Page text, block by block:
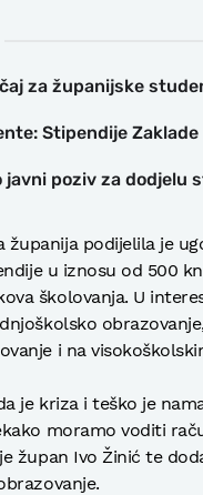
za županijske
Stipendije
javni poziv za
županija podijelila je
u iznosu od 500
školovanja. U
i na
je kriza i teško je
moramo voditi
je župan Ivo Žinić te